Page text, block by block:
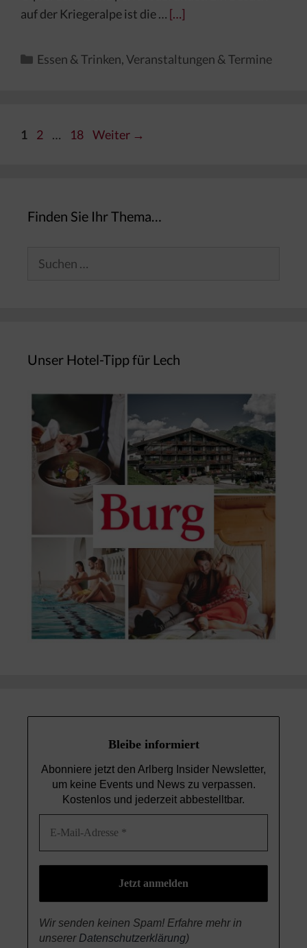
auf der Kriegeralpe ist die … […]
Kategorien
Essen & Trinken,Veranstaltungen & Termine
Seite
1 Seite
2 … Seite
18 Weiter →
Finden Sie Ihr Thema…
Unser Hotel-Tipp für Lech
Bleibe informiert
Abonniere jetzt den Arlberg Insider Newsletter,
um keine Events und Newszu verpassen.
Kostenlos und jederzeit abbestelltbar.
Wir senden keinen Spam! Erfahre mehr in
unserer Datenschutzerklärung)